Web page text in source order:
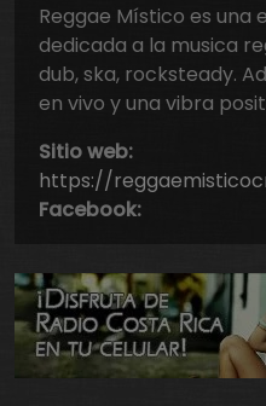
Reggae Místico es una
dedicada a la musica
dub, ska, rocksteady.
en vivo y una vibra
Sitio web:
https://
Facebook: